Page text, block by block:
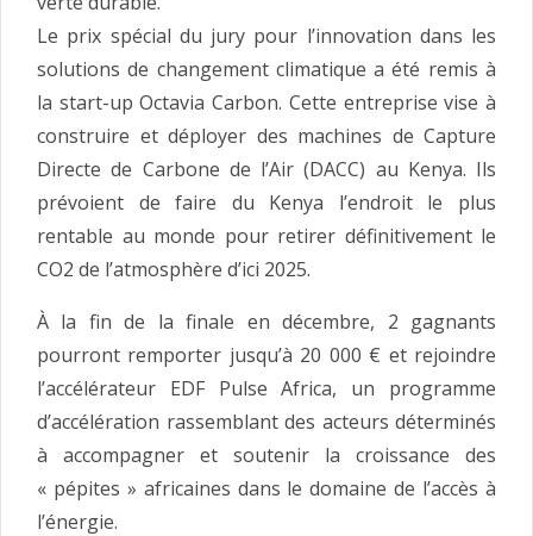
Le prix spécial du jury pour l’innovation dans les
solutions de changement climatique a été remis à
la start-up Octavia Carbon. Cette entreprise vise à
construire et déployer des machines de Capture
Directe de Carbone de l’Air (DACC) au Kenya. Ils
prévoient de faire du Kenya l’endroit le plus
rentable au monde pour retirer définitivement le
CO2 de l’atmosphère d’ici 2025.
À la fin de la finale en décembre, 2 gagnants
pourront remporter jusqu’à 20 000 € et rejoindre
l’accélérateur EDF Pulse Africa, un programme
d’accélération rassemblant des acteurs déterminés
à accompagner et soutenir la croissance des
« pépites » africaines dans le domaine de l’accès à
l’énergie.